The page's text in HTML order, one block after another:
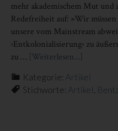
mehr akademischem Mut und
Redefreiheit auf: »Wir
unsere vom Mainstream
›Entkolonialisierung‹ zu
zu … [Weiterlesen...]
Plugin
Kategorie: Artikel
Stichworte: Artikel,